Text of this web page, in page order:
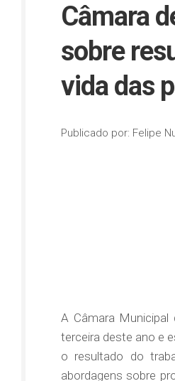
Câmara
sobre
vida das
Publicado por: Felipe
A Câmara
terceira deste ano e
o resultado do
abordagens sobre